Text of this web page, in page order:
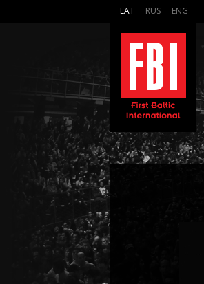
LAT RUS ENG